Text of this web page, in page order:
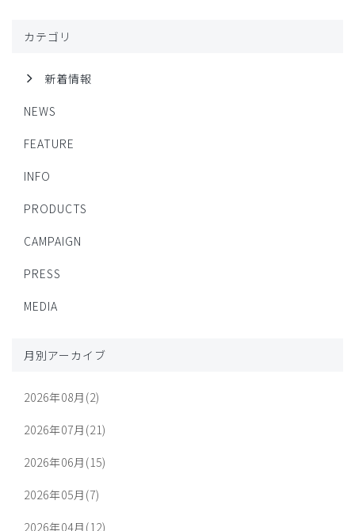
カテゴリ
新着情報
NEWS
FEATURE
INFO
PRODUCTS
CAMPAIGN
PRESS
MEDIA
月別アーカイブ
2026年08月(2)
2026年07月(21)
2026年06月(15)
2026年05月(7)
2026年04月(12)